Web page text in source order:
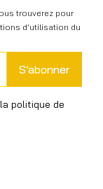
trouverez pour
d'utilisation du
S’abonner
politique de